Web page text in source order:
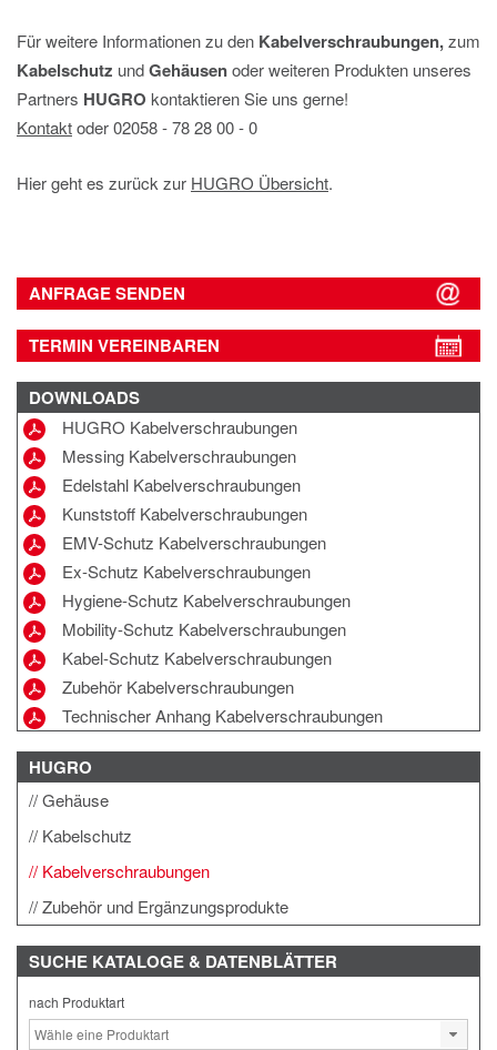
Für weitere Informationen zu den Kabelverschraubungen,zum
Kabelschutz undGehäusenoder weiteren Produkten unseres
Partners HUGRO kontaktieren Sie uns gerne!
Kontaktoder 02058 ‐ 78 28 00 ‐ 0
Hier geht es zurück zur HUGRO Übersicht.
ANFRAGE SENDEN
TERMIN VEREINBAREN
DOWNLOADS
HUGRO Kabelverschraubungen
Messing Kabelverschraubungen
Edelstahl Kabelverschraubungen
Kunststoff Kabelverschraubungen
EMV-Schutz Kabelverschraubungen
Ex-Schutz Kabelverschraubungen
Hygiene-Schutz Kabelverschraubungen
Mobility-Schutz Kabelverschraubungen
Kabel-Schutz Kabelverschraubungen
Zubehör Kabelverschraubungen
Technischer Anhang Kabelverschraubungen
HUGRO
Gehäuse
Kabelschutz
Kabelverschraubungen
Zubehör und Ergänzungsprodukte
SUCHE KATALOGE & DATENBLÄTTER
nach Produktart